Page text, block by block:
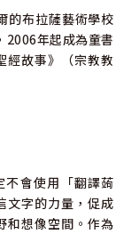
的布拉薩藝術學校
年起成為童書
經故事》（宗教教
不會使用「翻譯蒟
文字的力量，促成
和想像空間。作為